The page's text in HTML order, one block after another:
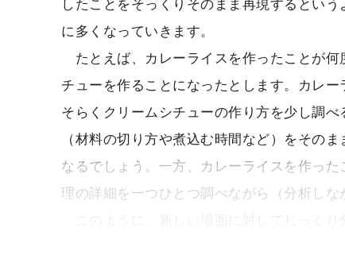
したことをそっくりそのまま再現するとい
に多くなっていきます。
たとえば、カレーライスを作ったことが何
チューを作ることになったとします。カレ
そらくクリームシチューの作り方を少し調
（材料の切り方や煮込む時間など）をその
なるでしょう。一方、カレーライスを作っ
理の詳細を一つひとつ調べながら（分析しな